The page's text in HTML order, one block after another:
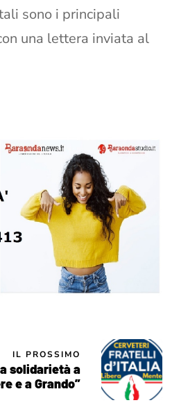
sono i principali
una lettera inviata al
IL PROSSIMO
solidarietà a
e a Grando”